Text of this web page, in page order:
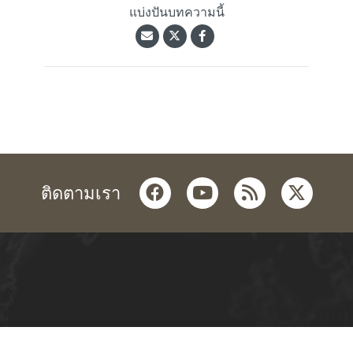
แบ่งปันบทความนี้
ติดตามเรา facebookyoutube
rss twitter